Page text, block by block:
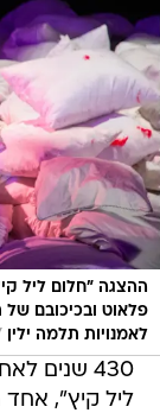
ההצגה "חלום ליל
פלאוט ובכיכובם של
לאמנויות תלמה ילין
430 שנים לאחר ש
ליל קיץ", אחד